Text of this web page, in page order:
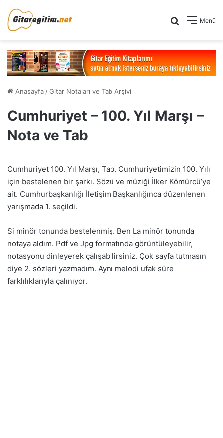
Menü
Arama yap
Anasayfa /Gitar Notaları ve Tab Arşivi
Cumhuriyet – 100. Yıl Marşı –
Nota ve Tab
Cumhuriyet 100. Yıl Marşı, Tab. Cumhuriyetimizin 100. Yılı
için bestelenen bir şarkı. Sözü ve müziği İlker Kömürcü’ye
ait. Cumhurbaşkanlığı İletişim Başkanlığınca düzenlenen
yarışmada 1. seçildi.
Si minör tonunda bestelenmiş. Ben La minör tonunda
notaya aldım. Pdf ve Jpg formatında görüntüleyebilir,
notasyonu dinleyerek çalışabilirsiniz. Çok sayfa tutmasın
diye 2. sözleri yazmadım. Aynı melodi ufak süre
farklılıklarıyla çalınıyor.